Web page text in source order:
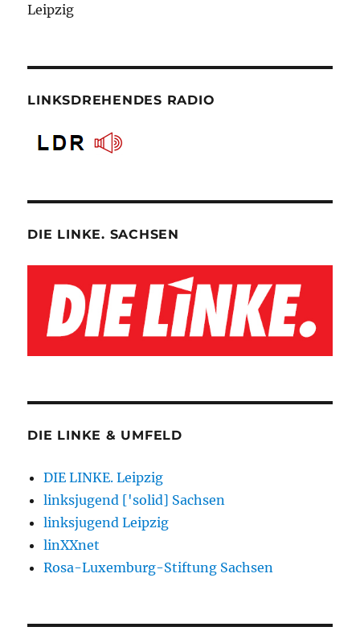
Leipzig
LINKSDREHENDES RADIO
DIE LINKE. SACHSEN
DIE LINKE & UMFELD
DIE LINKE. Leipzig
linksjugend ['solid] Sachsen
linksjugend Leipzig
linXXnet
Rosa-Luxemburg-Stiftung Sachsen